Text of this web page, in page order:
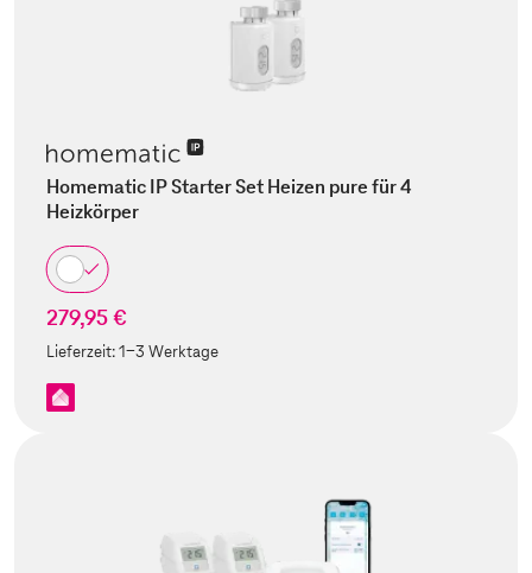
Homematic IP Starter Set Heizen pure für 4
Heizkörper
279,95 €
Lieferzeit:1-3 Werktage